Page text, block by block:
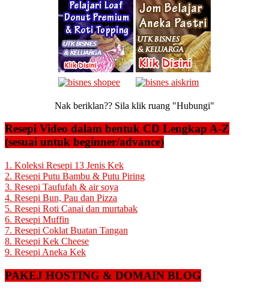
Nak beriklan?? Sila klik ruang "Hubungi"
Resepi Video dalam bentuk CD Lengkap A-Z
(sesuai untuk beginner/advance)
1. Koleksi Resepi 13 Jenis Kek
2. Resepi Putu Bambu & Putu Piring
3. Resepi Taufufah & air soya
4. Resepi Bun, Pau dan Pizza
5. Resepi Roti Canai dan murtabak
6. Resepi Muffin
7. Resepi Coklat Buatan Tangan
8. Resepi Kek Cheese
9. Resepi Aneka Kek
PAKEJ HOSTING & DOMAIN BLOG